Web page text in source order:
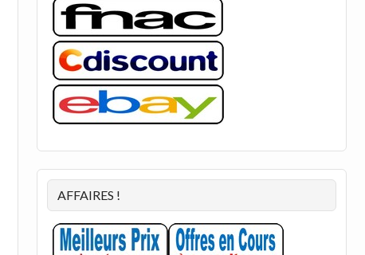
AFFAIRES !